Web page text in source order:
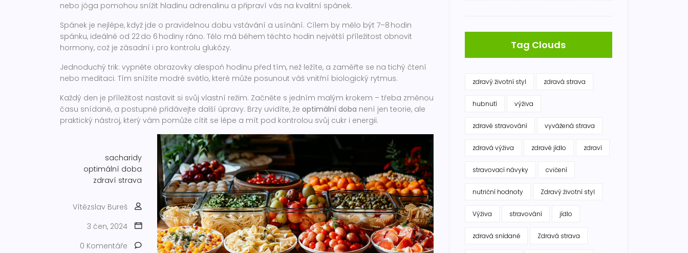
nebo jóga pomohou snížit hladinu adrenalinu a připraví vás na kvalitní spánek.
Spánek je nejlépe, když jde o pravidelnou dobu vstávání a usínání. Cílem by mělo být 7–8 hodin
spánku, ideálně od 22 do 6 hodiny ráno. Tělo má během těchto hodin největší příležitost obnovit
hormony, což je zásadní i pro kontrolu glukózy.
Jednoduchý trik: vypněte obrazovky alespoň hodinu před tím, než ležíte, a zaměřte se na tichý čtení
nebo meditaci. Tím snížíte modré světlo, které může posunout váš vnitřní biologický rytmus.
Každý den je příležitost nastavit si svůj vlastní režim. Začněte s jedním malým krokem – třeba změnou
času snídaně, a postupně přidávejte další úpravy. Brzy uvidíte, že optimální doba není jen teorie, ale
praktický nástroj, který vám pomůže cítit se lépe a mít pod kontrolou svůj cukr i energii.
sacharidy
optimální doba
zdraví strava
Vítězslav Bureš
3 čen, 2024
0 Komentáře
Tag Clouds
zdravý životní styl zdravá strava
hubnutí výživa
zdravé stravování vyvážená strava
zdravá výživa zdravé jídlo zdraví
stravovací návyky cvičení
nutriční hodnoty Zdravý životní styl
Výživa stravování jídlo
zdravá snídaně Zdravá strava